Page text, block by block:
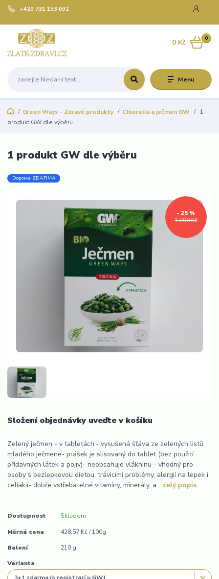
Menu
+420 731 153 092
0
0 Kč
Green Ways - Zdravé produkty Chlorella a ječmen GW
1
produkt GW dle výběru
1 produkt GW dle výběru
Doprava ZDARMA
1 200 Kč
- 25 %
Složení objednávky uveďte v košíku
Zelený ječmen - v tabletách:- vysušená šťáva ze zelených listů
mladého ječmene- prášek je slisovaný do tablet (bez použití
přídavných látek a pojiv)- neobsahuje vlákninu - vhodný pro
osoby s bezlepkovou dietou, trávicími problémy, alergií na lepek i
celiakií- dobře vstřebatelné vitamíny, minerály, a... celý popis
Dostupnost Skladem
Měrná cena 428,57 Kč / 100g
Balení 210 g
Varianta